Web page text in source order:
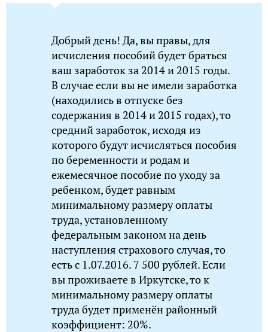
Добрый день! Да, вы правы, для
исчисления пособий будет браться
ваш заработок за 2014 и 2015 годы.
В случае если вы не имели заработка
(находились в отпуске без
содержания в 2014 и 2015 годах), то
средний заработок, исходя из
которого будут исчисляться пособия
по беременности и родам и
ежемесячное пособие по уходу за
ребенком, будет равным
минимальному размеру оплаты
труда, установленному
федеральным законом на день
наступления страхового случая, то
есть с 1.07.2016. 7 500 рублей. Если
вы проживаете в Иркутске, то к
минимальному размеру оплаты
труда будет применён районный
коэффициент: 20%.